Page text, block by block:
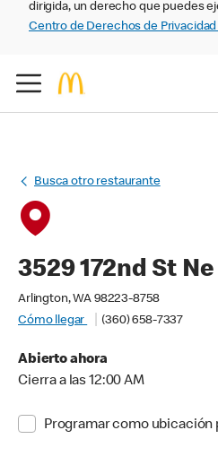
dirigida, un derecho que puedes
Centro de Derechos de Privacidad
Busca otro restaurante
3529 172nd St Ne
Arlington, WA 98223-8758
Cómo llegar
(360) 658-7337
Abierto ahora
Cierra a las 12:00 AM
Programar como ubicación